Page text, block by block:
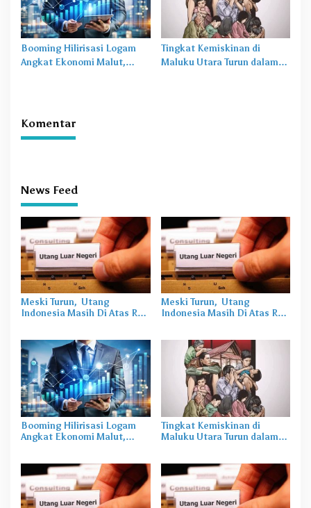
Booming Hilirisasi Logam
Angkat Ekonomi Malut,
Tingkat Kemiskinan di
Maluku Utara Turun dalam
Komentar
News Feed
Meski Turun, Utang
Indonesia Masih Di Atas Rp
Meski Turun, Utang
Indonesia Masih Di Atas Rp
Booming Hilirisasi Logam
Angkat Ekonomi Malut,
Tingkat Kemiskinan di
Maluku Utara Turun dalam